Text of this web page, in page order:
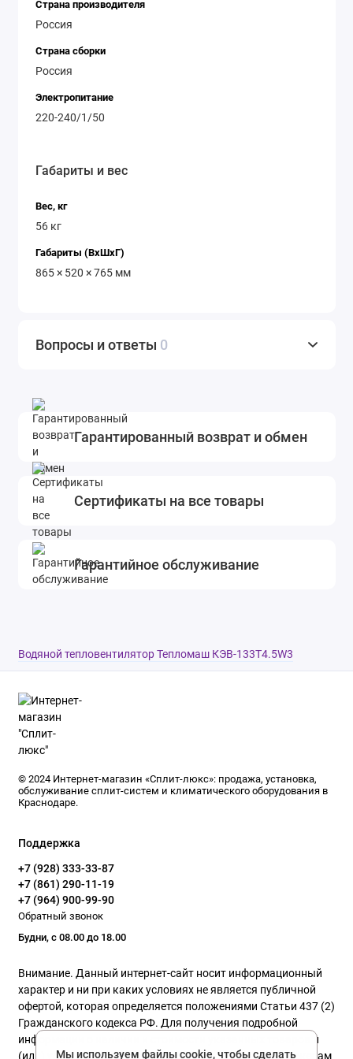
Страна производителя
Россия
Страна сборки
Россия
Электропитание
220-240/1/50
Габариты и вес
Вес, кг
56 кг
Габариты (ВхШхГ)
865 × 520 × 765 мм
Вопросы и ответы 0
Гарантированный возврат и обмен
Сертификаты на все товары
Гарантийное обслуживание
Водяной тепловентилятор Тепломаш КЭВ-133Т4.5W3
© 2024 Интернет-магазин «Сплит-люкс»: продажа, установка,
обслуживание сплит-систем и климатического оборудования в
Краснодаре.
Поддержка
+7 (928) 333-33-87
+7 (861) 290-11-19
+7 (964) 900-99-90
Обратный звонок
Будни, с 08.00 до 18.00
Внимание. Данный интернет-сайт носит информационный
характер и ни при каких условиях не является публичной
офертой, которая определяется положениями Статьи 437 (2)
Гражданского кодекса РФ. Для получения подробной
информации о наличии и стоимости указанных товаров и
(или) услуг, пожалуйста, обращайтесь к нашим менеджерам
Мы используем файлы cookie, чтобы сделать